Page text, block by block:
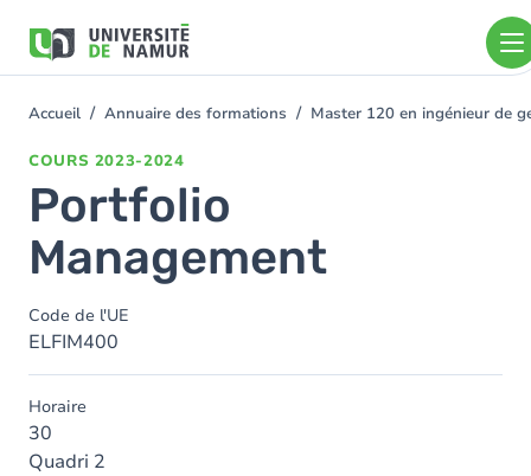
contenu
You
Accueil Annuaire des formations Master 120 en ingénieur de
COURS 2023-2024
Portfolio
Management
Code de l'UE
ELFIM400
Horaire
30
Quadri 2